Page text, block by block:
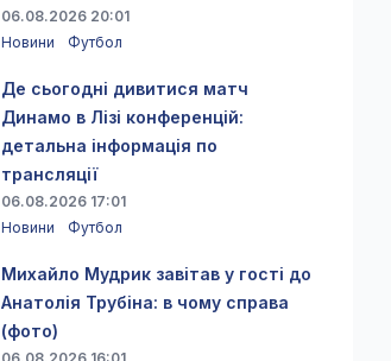
06.08.2026 20:01
Новини
Футбол
Де сьогодні дивитися матч
Динамо в Лізі конференцій:
детальна інформація по
трансляції
06.08.2026 17:01
Новини
Футбол
Михайло Мудрик завітав у гості до
Анатолія Трубіна: в чому справа
(фото)